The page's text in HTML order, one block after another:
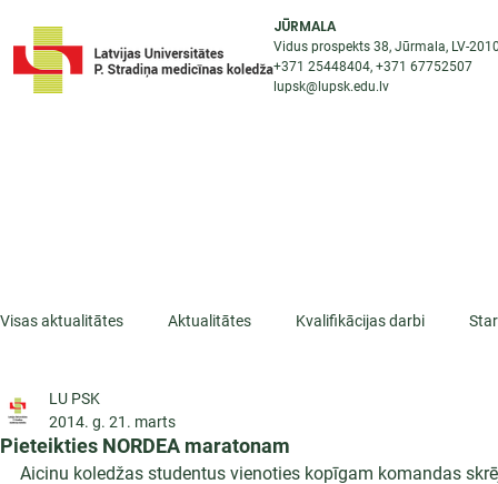
JŪRMALA
Vidus prospekts 38, Jūrmala, LV-
+371 25448404, +371 67752507
lupsk@lupsk.edu.lv
Visas aktualitātes Aktualitātes Kvalifikācijas darbi
ESF projekti
Pieteikties NORDEA maratonam
LU PSK
2014. g. 21. marts
Aicinu koledžas studentus vienoties kopīgam komandas